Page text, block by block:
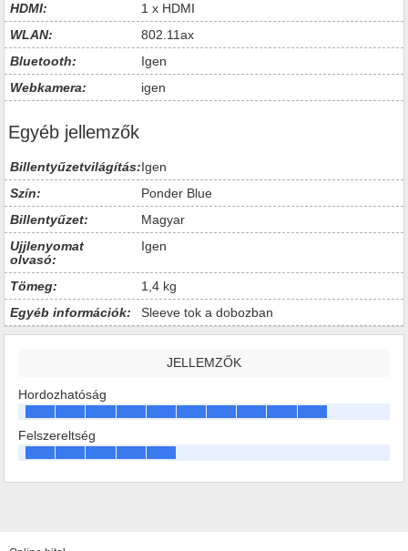
HDMI:
1 x HDMI
WLAN:
802.11ax
Bluetooth:
Igen
Webkamera:
igen
Egyéb jellemzők
Billentyűzetvilágítás:Igen
Szín:
Ponder Blue
Billentyűzet:
Magyar
Ujjlenyomat
olvasó:
Igen
Tömeg:
1,4 kg
Egyéb információk:
Sleeve tok a dobozban
JELLEMZŐK
Hordozhatóság
Felszereltség